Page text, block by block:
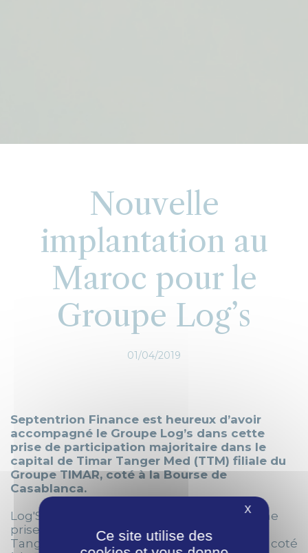
Nouvelle
implantation au
Maroc pour le
Groupe Log’s
01/04/2019
Septentrion Finance est heureux d’avoir
accompagné le Groupe Log’s dans cette
prise de participation majoritaire dans le
capital de Timar Tanger Med (TTM) filiale du
Groupe TIMAR, coté à la Bourse de
Casablanca.
Log'S poursuit son développement avec une
prise majoritaire dans le capital de Timar
Tanger Med (TTM) filiale du Groupe TIMAR, coté
X
Ce site utilise des